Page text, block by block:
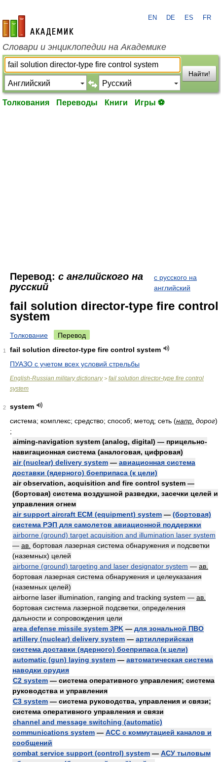
academic.ru
EN DE ES FR
Словари и энциклопедии на Академике
Найти!
Толкования Переводы Книги Игры ⚽
Перевод: с английского на
русский
с русского на
английский
fail solution director-type fire control
system
Толкование Перевод
1
fail solution director-type fire control system
ПУАЗО с учетом всех условий стрельбы
English-Russian military dictionary> fail solution director-type fire control
system
2
system
система; комплекс; средство; способ; метод; сеть (напр. дорог)
;
aiming-navigation system (analog, digital) — прицельно-
навигационная система (аналоговая, цифровая)
air (nuclear) delivery system — авиационная система
доставки (ядерного) боеприпаса (к цели)
air observation, acquisition and fire control system —
(бортовая) система воздушной разведки, засечки целей и
управления огнем
air support aircraft ECM (equipment) system — (бортовая)
система РЭП для самолетов авиационной поддержки
airborne (ground) target acquisition and illumination laser system
— ав. бортовая лазерная система обнаружения и подсветки
(наземных) целей
airborne (ground) targeting and laser designator system — ав.
бортовая лазерная система обнаружения и целеуказания
(наземных целей)
airborne laser illumination, ranging and tracking system — ав.
бортовая система лазерной подсветки, определения
дальности и сопровождения цели
area defense missile system 3PK — для зональной ПВО
artillery (nuclear) delivery system — артиллерийская
система доставки (ядерного) боеприпаса (к цели)
automatic (gun) laying system — автоматическая система
наводки орудия
C2 system — система оперативного управления; система
руководства и управления
C3 system — система руководства, управления и связи;
система оперативного управления и связи
channel and message switching (automatic)
communications system — АСС с коммутацией каналов и
сообщений
combat service support (control) system — АСУ тыловым